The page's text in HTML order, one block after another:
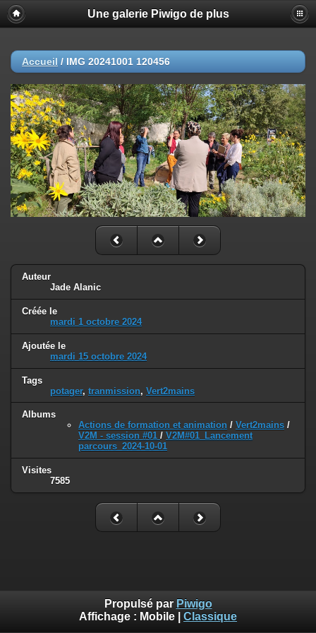
Une galerie Piwigo de plus
Accueil / IMG 20241001 120456
Auteur
Jade Alanic
Créée le
mardi 1 octobre 2024
Ajoutée le
mardi 15 octobre 2024
Tags
potager, tranmission, Vert2mains
Albums
Actions de formation et animation / Vert2mains /
V2M - session #01 / V2M#01_Lancement
parcours_2024-10-01
Visites
7585
Propulsé par Piwigo
Affichage : Mobile Classique